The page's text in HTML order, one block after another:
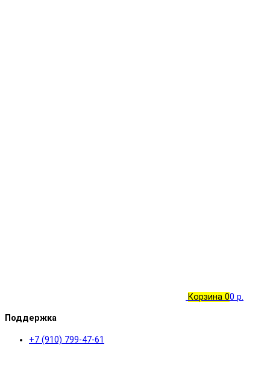
Корзина 00 р.
Поддержка
+7 (910) 799-47-61